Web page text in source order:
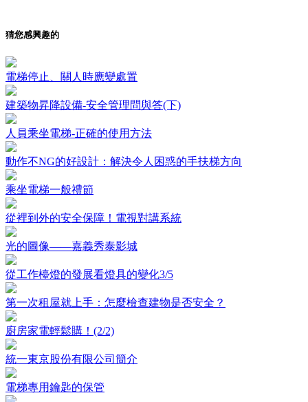
猜您感興趣的
電梯停止、關人時應變處置
建築物昇降設備-安全管理問與答(下)
人員乘坐電梯-正確的使用方法
動作不NG的好設計：解決令人困惑的手扶梯方向
乘坐電梯一般禮節
從裡到外的安全保障！電視對講系統
光的圖像——嘉義秀泰影城
從工作檯燈的發展看燈具的變化3/5
第一次租屋就上手：怎麼檢查建物是否安全？
廚房家電輕鬆購！(2/2)
統一東京股份有限公司簡介
電梯專用鑰匙的保管